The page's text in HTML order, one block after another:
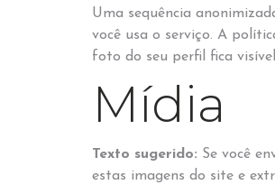
Uma sequência
você usa o serviço. A
foto do seu perfil fica
Mídia
Texto sugerido: Se você
estas imagens do site e